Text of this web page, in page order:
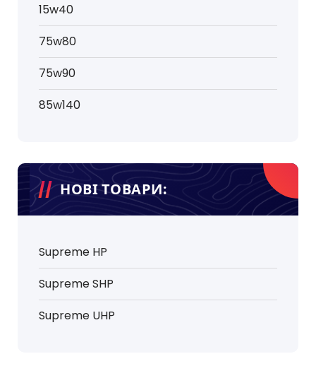
15w40
75w80
75w90
85w140
НОВІ ТОВАРИ:
Supreme HP
Supreme SHP
Supreme UHP